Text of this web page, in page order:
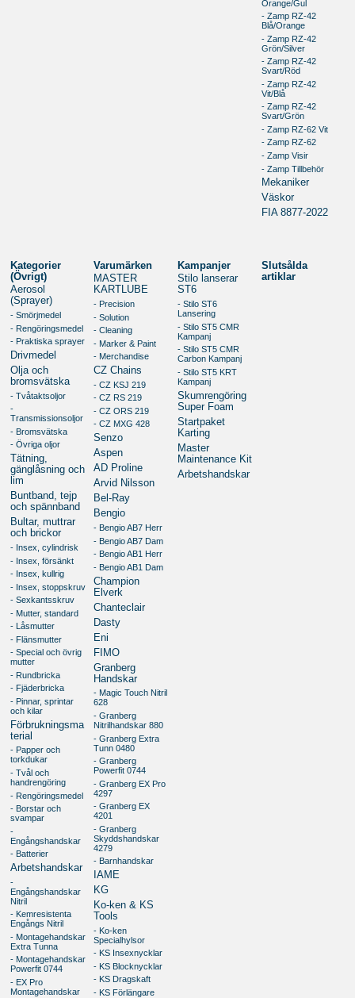
Orange/Gul
- Zamp RZ-42
Blå/Orange
- Zamp RZ-42
Grön/Silver
- Zamp RZ-42
Svart/Röd
- Zamp RZ-42
Vit/Blå
- Zamp RZ-42
Svart/Grön
- Zamp RZ-62 Vit
- Zamp RZ-62
- Zamp Visir
- Zamp Tillbehör
Mekaniker
Väskor
FIA 8877-2022
Kategorier
(Övrigt)
Aerosol
(Sprayer)
- Smörjmedel
- Rengöringsmedel
- Praktiska sprayer
Drivmedel
Olja och
bromsvätska
- Tvåtaktsoljor
-
Transmissionsoljor
- Bromsvätska
- Övriga oljor
Tätning,
gänglåsning och
lim
Buntband, tejp
och spännband
Bultar, muttrar
och brickor
- Insex, cylindrisk
- Insex, försänkt
- Insex, kullrig
- Insex, stoppskruv
- Sexkantsskruv
- Mutter, standard
- Låsmutter
- Flänsmutter
- Special och övrig
mutter
- Rundbricka
- Fjäderbricka
- Pinnar, sprintar
och kilar
Förbrukningsma
terial
- Papper och
torkdukar
- Tvål och
handrengöring
- Rengöringsmedel
- Borstar och
svampar
-
Engångshandskar
- Batterier
Arbetshandskar
-
Engångshandskar
Nitril
- Kemresistenta
Engångs Nitril
- Montagehandskar
Extra Tunna
- Montagehandskar
Powerfit 0744
- EX Pro
Montagehandskar
Varumärken
MASTER
KARTLUBE
- Precision
- Solution
- Cleaning
- Marker & Paint
- Merchandise
CZ Chains
- CZ KSJ 219
- CZ RS 219
- CZ ORS 219
- CZ MXG 428
Senzo
Aspen
AD Proline
Arvid Nilsson
Bel-Ray
Bengio
- Bengio AB7 Herr
- Bengio AB7 Dam
- Bengio AB1 Herr
- Bengio AB1 Dam
Champion
Elverk
Chanteclair
Dasty
Eni
FIMO
Granberg
Handskar
- Magic Touch Nitril
628
- Granberg
Nitrilhandskar 880
- Granberg Extra
Tunn 0480
- Granberg
Powerfit 0744
- Granberg EX Pro
4297
- Granberg EX
4201
- Granberg
Skyddshandskar
4279
- Barnhandskar
IAME
KG
Ko-ken & KS
Tools
- Ko-ken
Specialhylsor
- KS Insexnycklar
- KS Blocknycklar
- KS Dragskaft
- KS Förlängare
Kampanjer
Stilo lanserar
ST6
- Stilo ST6
Lansering
- Stilo ST5 CMR
Kampanj
- Stilo ST5 CMR
Carbon Kampanj
- Stilo ST5 KRT
Kampanj
Skumrengöring
Super Foam
Startpaket
Karting
Master
Maintenance Kit
Arbetshandskar
Slutsålda
artiklar